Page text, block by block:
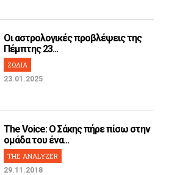
Οι αστρολογικές προβλέψεις της
Πέμπτης 23...
ΖΩΔΙΑ
23.01.2025
The Voice: Ο Σάκης πήρε πίσω στην
ομάδα του ένα...
THE ANALYZER
29.11.2018